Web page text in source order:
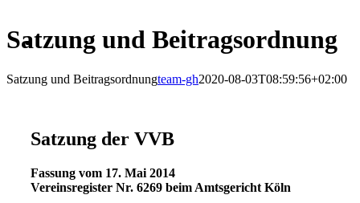
Satzung und Beitragsordnung
Satzung und Beitragsordnungteam-gh2020-08-03T08:59:56+02:00
Satzung der VVB
Fassung vom 17. Mai 2014
Vereinsregister Nr. 6269 beim Amtsgericht Köln